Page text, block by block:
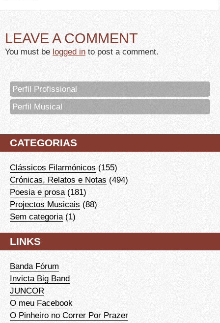
LEAVE A COMMENT
You must be logged in to post a comment.
Perfil Profissional
Perfil Musical
CATEGORIAS
Clássicos Filarmónicos (155)
Crónicas, Relatos e Notas (494)
Poesia e prosa (181)
Projectos Musicais (88)
Sem categoria (1)
LINKS
Banda Fórum
Invicta Big Band
JUNCOR
O meu Facebook
O Pinheiro no Correr Por Prazer